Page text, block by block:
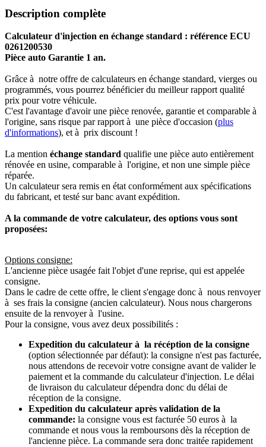
Description complète
Calculateur d'injection en échange standard : référence ECU
0261200530
Pièce auto Garantie 1 an.
Grâce à notre offre de calculateurs en échange standard, vierges ou
programmés, vous pourrez bénéficier du meilleur rapport qualité
prix pour votre véhicule.
C'est l'avantage d'avoir une pièce renovée, garantie et comparable à
l'origine, sans risque par rapport à une pièce d'occasion (plus
d'informations), et à prix discount !
La mention échange standard qualifie une pièce auto entièrement
rénovée en usine, comparable à l'origine, et non une simple pièce
réparée.
Un calculateur sera remis en état conformément aux spécifications
du fabricant, et testé sur banc avant expédition.
A la commande de votre calculateur, des options vous sont
proposées:
Options consigne:
L'ancienne pièce usagée fait l'objet d'une reprise, qui est appelée
consigne.
Dans le cadre de cette offre, le client s'engage donc à nous renvoyer
à ses frais la consigne (ancien calculateur). Nous nous chargerons
ensuite de la renvoyer à l'usine.
Pour la consigne, vous avez deux possibilités :
Expedition du calculateur à la récéption de la consigne
(option sélectionnée par défaut): la consigne n'est pas facturée,
nous attendons de recevoir votre consigne avant de valider le
paiement et la commande du calculateur d'injection. Le délai
de livraison du calculateur dépendra donc du délai de
réception de la consigne.
Expedition du calculateur après validation de la
commande: la consigne vous est facturée 50 euros à la
commande et nous vous la remboursons dès la réception de
l'ancienne pièce. La commande sera donc traitée rapidement